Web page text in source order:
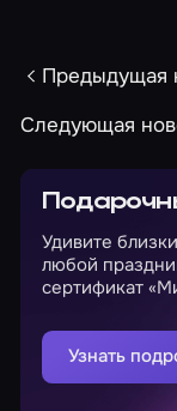
Предыдущая
Следующая
Удивите
любой
сертификат
Узнать